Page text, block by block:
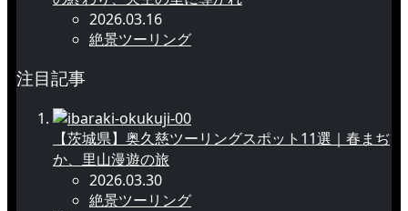
2026.03.16
絶景ツーリング
注目記事
【茨城県】奥久慈ツーリングスポット11選｜春まぢ
か、里山漫遊の旅
2026.03.30
絶景ツーリング